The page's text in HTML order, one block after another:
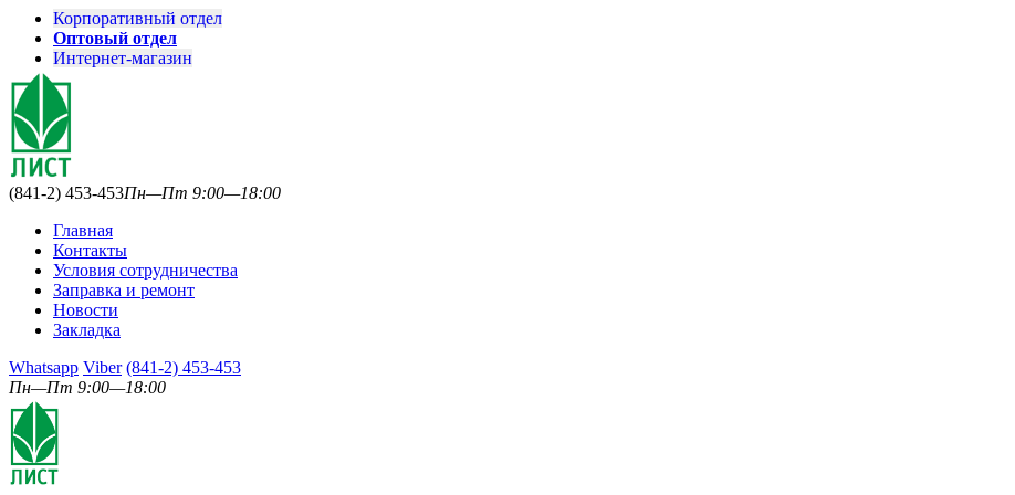
Корпоративный отдел
Оптовый отдел
Интернет-магазин
(841-2) 453-453Пн—Пт 9:00—18:00
Главная
Контакты
Условия сотрудничества
Заправка и ремонт
Новости
Закладка
Whatsapp Viber (841-2) 453-453
Пн—Пт 9:00—18:00